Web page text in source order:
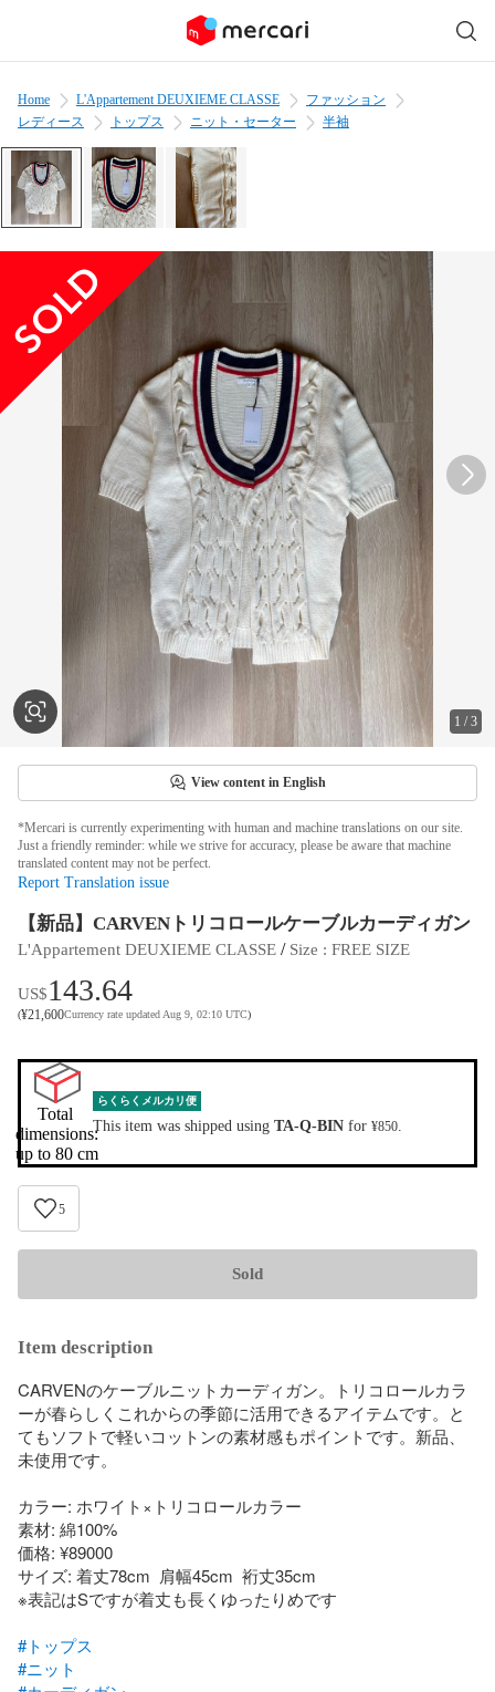
Home L'Appartement DEUXIEME CLASSE
ファッション
レディース
トップス ニット・セーター 半袖
1 /3
View content in English
*Mercari is currently experimenting with human and machine translations on our site.
Just a friendly reminder: while we strive for accuracy, please be aware that machine
translated content may not be perfect.
Report Translation issue
【新品】CARVENトリコロールケーブルカーディガン
L'Appartement DEUXIEME CLASSE / Size : FREE SIZE
US$143.64
(¥21,600Currency rate updated Aug 9, 02:10 UTC)
Total
dimensions:
up to 80 cm
らくらくメルカリ便
This item was shipped using TA-Q-BIN for ¥850.
5
Sold
Item description
CARVENのケーブルニットカーディガン。トリコロールカラ
ーが春らしくこれからの季節に活用できるアイテムです。と
てもソフトで軽いコットンの素材感もポイントです。新品、
未使用です。
カラー: ホワイト×トリコロールカラー
素材: 綿100%
価格: ¥89000
サイズ: 着丈78cm  肩幅45cm  裄丈35cm
※表記はSですが着丈も長くゆったりめです
#トップス
#ニット